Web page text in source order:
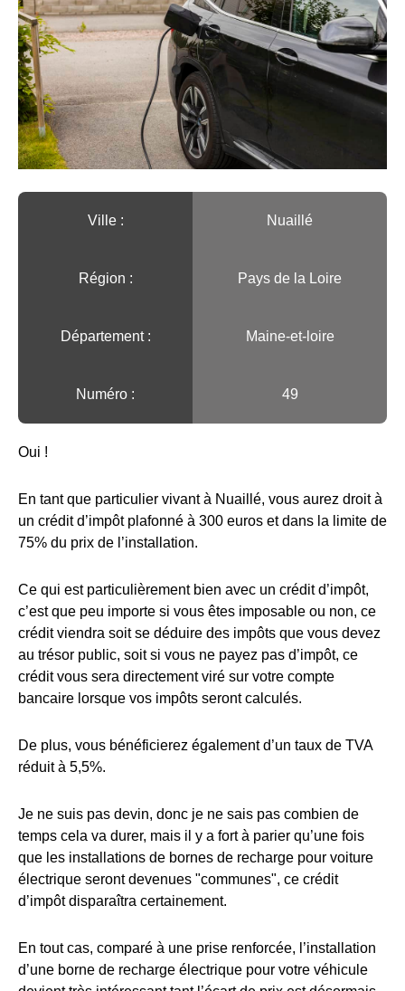
Ville :️ Nuaillé
Région :️ Pays de la Loire
Département : Maine-et-loire
Numéro : 49
Oui !
En tant que particulier vivant à Nuaillé, vous aurez droit à
un crédit d’impôt plafonné à 300 euros et dans la limite de
75% du prix de l’installation.
Ce qui est particulièrement bien avec un crédit d’impôt,
c’est que peu importe si vous êtes imposable ou non, ce
crédit viendra soit se déduire des impôts que vous devez
au trésor public, soit si vous ne payez pas d’impôt, ce
crédit vous sera directement viré sur votre compte
bancaire lorsque vos impôts seront calculés.
De plus, vous bénéficierez également d’un taux de TVA
réduit à 5,5%.
Je ne suis pas devin, donc je ne sais pas combien de
temps cela va durer, mais il y a fort à parier qu’une fois
que les installations de bornes de recharge pour voiture
électrique seront devenues "communes", ce crédit
d’impôt disparaîtra certainement.
En tout cas, comparé à une prise renforcée, l’installation
d’une borne de recharge électrique pour votre véhicule